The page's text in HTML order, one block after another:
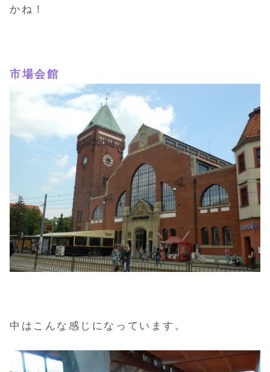
かね！
市場会館
中はこんな感じになっています。